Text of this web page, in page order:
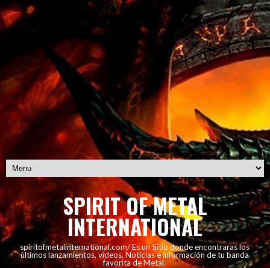
SPIRIT OF METAL
INTERNATIONAL
spiritofmetalinternational.com/ Es un Sitio donde encontraras los
últimos lanzamientos, vídeos, Noticias e información de tu banda
favorita de Metal.